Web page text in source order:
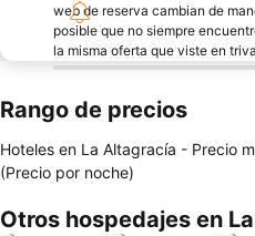
web de reserva cambian de
posible que no siempre
la misma oferta que viste en
Rango de precios
Hoteles en La Altagracía - Precio
(Precio por noche)
Otros hospedajes en